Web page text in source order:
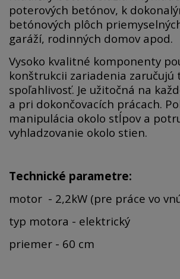
poterových betónov, k
betónových plôch
garáží, rodinných domov apod.
Vysoko kvalitné komponenty
konštrukcii zariadenia zaručujú
spoľahlivosť. Je užitočná na
a pri dokončovacích prácach.
manipulácia okolo stĺpov a
vyhladzovanie okolo stien.
Technické parametre:
motor - 2,2kW (pre práce vo
typ motora - elektrický
priemer - 60 cm